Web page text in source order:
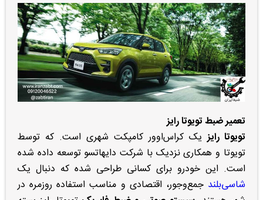
تعمیر ضبط تویوتا رایز
تویوتا رایزیک کراس‌اوور کامپکت شهری است. که توسط
تویوتا و همکاری نزدیک با شرکت دایهاتسو توسعه داده شده
است. این خودرو برای کسانی طراحی شده که دنبال یک
شاسی‌بلند جمع‌وجور، اقتصادی و مناسب استفاده روزمره در